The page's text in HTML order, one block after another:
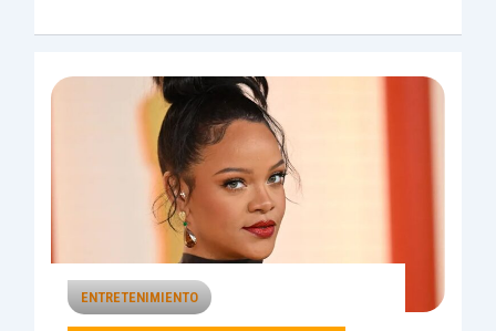
ENTRETENIMIENTO